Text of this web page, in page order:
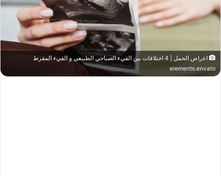
اعراض الحمل | 4 اختلافات بين القيء الصباحي الطبيعي و القيء المفرط
elements.envato